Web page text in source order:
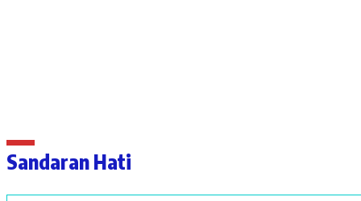
Sandaran Hati